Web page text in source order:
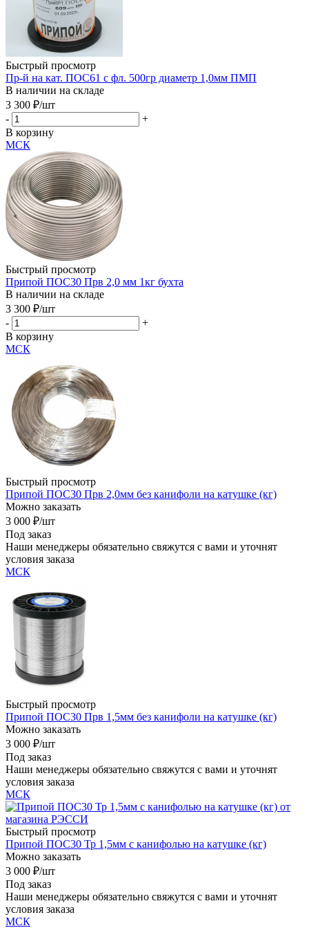
Быстрый просмотр
Пр-й на кат. ПОС61 с фл. 500гр диаметр 1,0мм ПМП
В наличии на складе
3 300 ₽/шт
-
+
В корзину
МСК
Быстрый просмотр
Припой ПОС30 Прв 2,0 мм 1кг бухта
В наличии на складе
3 300 ₽/шт
-
+
В корзину
МСК
Быстрый просмотр
Припой ПОС30 Прв 2,0мм без канифоли на катушке (кг)
Можно заказать
3 000 ₽/шт
Под заказ
Наши менеджеры обязательно свяжутся с вами и уточнят
условия заказа
МСК
Быстрый просмотр
Припой ПОС30 Прв 1,5мм без канифоли на катушке (кг)
Можно заказать
3 000 ₽/шт
Под заказ
Наши менеджеры обязательно свяжутся с вами и уточнят
условия заказа
МСК
Быстрый просмотр
Припой ПОС30 Тр 1,5мм с канифолью на катушке (кг)
Можно заказать
3 000 ₽/шт
Под заказ
Наши менеджеры обязательно свяжутся с вами и уточнят
условия заказа
МСК